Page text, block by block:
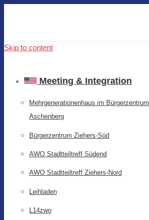
Skip to content
Meeting & Integration
Mehrgenerationenhaus im Bürgerzentrum
Aschenberg
Bürgerzentrum Ziehers-Süd
AWO Stadtteiltreff Südend
AWO Stadtteiltreff Ziehers-Nord
Leihladen
L14zwo